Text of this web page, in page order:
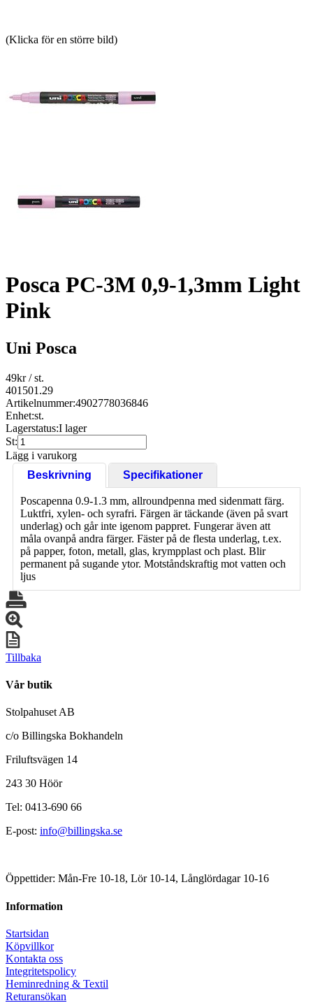
(Klicka för en större bild)
Posca PC-3M 0,9-1,3mm Light
Pink
Uni Posca
49kr/ st.
401501.29
Artikelnummer:4902778036846
Enhet:st.
Lagerstatus:I lager
St:
Lägg i varukorg
Beskrivning
Specifikationer
Poscapenna 0.9-1.3 mm, allroundpenna med sidenmatt färg.
Luktfri, xylen- och syrafri. Färgen är täckande (även på svart
underlag) och går inte igenom pappret. Fungerar även att
måla ovanpå andra färger. Fäster på de flesta underlag, t.ex.
på papper, foton, metall, glas, krympplast och plast. Blir
permanent på sugande ytor. Motståndskraftig mot vatten och
ljus
Tillbaka
Vår butik
Stolpahuset AB
c/o Billingska Bokhandeln
Friluftsvägen 14
243 30 Höör
Tel: 0413-690 66
E-post: info@billingska.se
Öppettider: Mån-Fre 10-18, Lör 10-14, Långlördagar 10-16
Information
Startsidan
Köpvillkor
Kontakta oss
Integritetspolicy
Heminredning & Textil
Returansökan